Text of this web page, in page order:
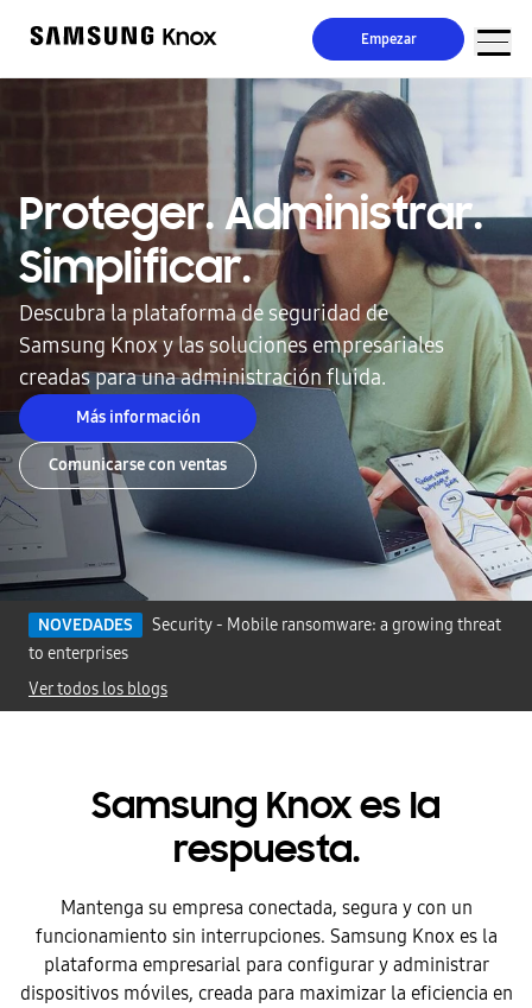
Empezar
Proteger. Administrar.
Simplificar.
Descubra la plataforma de seguridad de
Samsung Knox y las soluciones empresariales
creadas para una administración fluida.
Más información
Comunicarse con ventas
NOVEDADES
Security - Mobile ransomware: a growing threat
to enterprises
Ver todos los blogs
Samsung Knox es la
respuesta.
Mantenga su empresa conectada, segura y con un
funcionamiento sin interrupciones. Samsung Knox es la
plataforma empresarial para configurar y administrar
dispositivos móviles, creada para maximizar la eficiencia en